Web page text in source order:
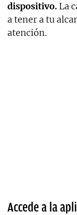
dispositivo. La
a tener a tu
atención.
Accede a la